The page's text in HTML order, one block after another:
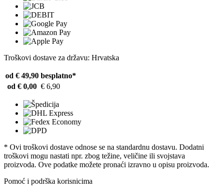
Troškovi dostave za državu: Hrvatska
od € 49,90 besplatno*
od € 0,00 € 6,90
* Ovi troškovi dostave odnose se na standardnu ​​dostavu. Dodatni
troškovi mogu nastati npr. zbog težine, veličine ili svojstava
proizvoda. Ove podatke možete pronaći izravno u opisu proizvoda.
Pomoć i podrška korisnicima